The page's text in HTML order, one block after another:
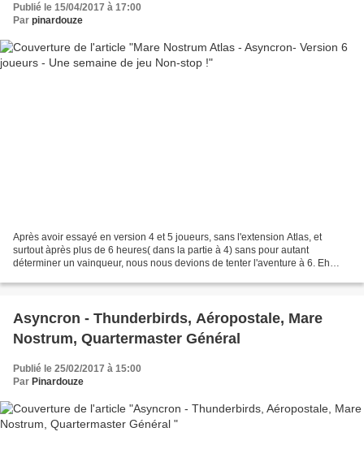
Publié le 15/04/2017 à 17:00
Par pinardouze
Après avoir essayé en version 4 et 5 joueurs, sans l'extension Atlas, et
surtout àprès plus de 6 heures( dans la partie à 4) sans pour autant
déterminer un vainqueur, nous nous devions de tenter l'aventure à 6. Eh
Asyncron - Thunderbirds, Aéropostale, Mare
Nostrum, Quartermaster Général
Publié le 25/02/2017 à 15:00
Par Pinardouze